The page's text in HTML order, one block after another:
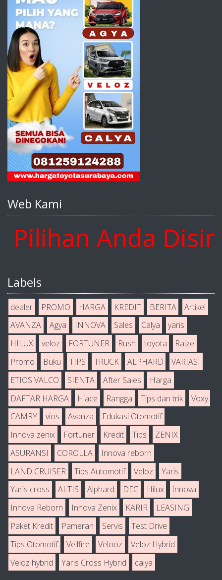
Web Kami
Anda Disini
Labels
dealer PROMO HARGA KREDIT BERITA
Artikel
AVANZA
Agya INNOVA Sales Calya
yaris
HILUX
veloz FORTUNER Rush toyota
Raize
Promo
Buku TIPS TRUCK ALPHARD
VARIASI
ETIOS VALCO
SIENTA After Sales
Harga
DAFTAR HARGA
Hiace Rangga Tips dan trik
Voxy
CAMRY
vios Avanza
Edukasi Otomotif
Innova zenix
Fortuner Kredit Tips
ZENIX
ASURANSI
COROLLA
Innova reborn
LAND CRUISER
Tips Automotif Veloz
Yaris
Yaris cross
ALTIS Alphard DEC Hilux
Innova
Innova Reborn
Innova Zenix KARIR
LEASING
Paket Kredit
Pameran Servis
Test Drive
Tips Otomotif
Vellfire Velooz
Veloz Hybrid
Veloz hybrid
Yaris Cross Hybrid calya